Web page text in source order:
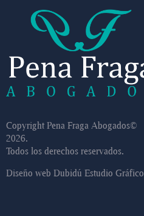
Copyright Pena Fraga Abogados©
2026.
Todos los derechos reservados.
Diseño web Dubidú Estudio Gráfico